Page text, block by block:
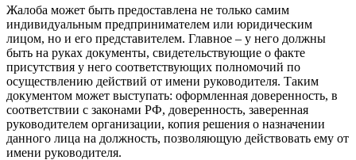
Жалоба может быть предоставлена не только самим
индивидуальным предпринимателем или юридическим
лицом, но и его представителем. Главное – у него должны
быть на руках документы, свидетельствующие о факте
присутствия у него соответствующих полномочий по
осуществлению действий от имени руководителя. Таким
документом может выступать: оформленная доверенность, в
соответствии с законами РФ, доверенность, заверенная
руководителем организации, копия решения о назначении
данного лица на должность, позволяющую действовать ему от
имени руководителя.